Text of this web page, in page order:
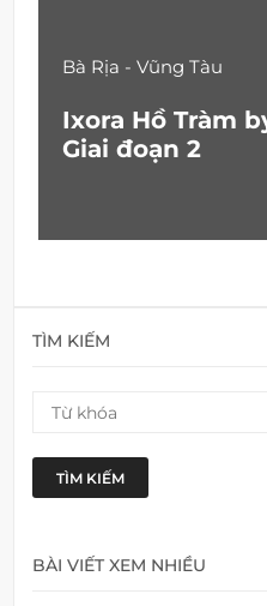
Bà Rịa - Vũng Tàu
Ixora Hồ Tràm
Giai đoạn 2
TÌM KIẾM
TÌM KIẾM
BÀI VIẾT XEM NHIỀU